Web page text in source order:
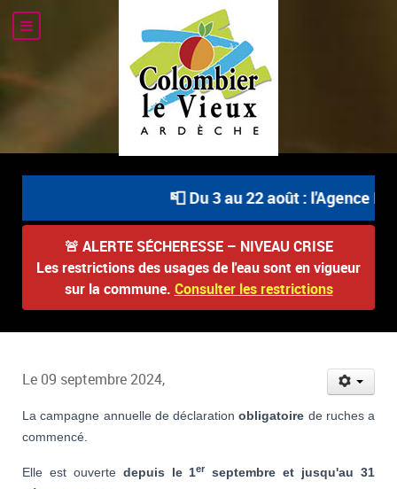
📮 Du 3 au 22 août : l'Agence
🚨 ALERTE SÉCHERESSE – NIVEAU CRISE
Les restrictions des usages de l'eau sont en vigueur
sur la commune. Consulter les restrictions
Le 09 septembre 2024,
La campagne annuelle de déclarationobligatoire de ruches a
commencé.
Elle est ouverte depuis le 1er
septembre et jusqu'au 31